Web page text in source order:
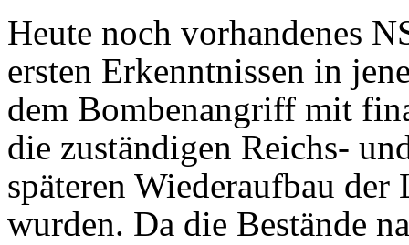
Heute noch vorhandenes
ersten Erkenntnissen in
dem Bombenangriff mit
die zuständigen Reichs-
späteren Wiederaufbau
wurden. Da die Bestände